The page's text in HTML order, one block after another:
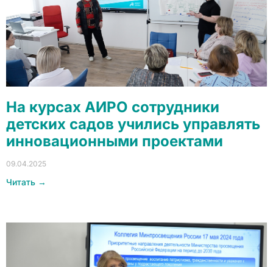
На курсах АИРО сотрудники
детских садов учились управлять
инновационными проектами
09.04.2025
Читать →